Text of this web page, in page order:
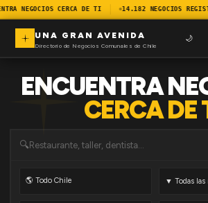
NEGOCIOS CERCA DE TI 14.182 NEGOCIOS
UNA GRAN AVENIDA
Directorio de Negocios Comunales de Chile
🌙
ENCUENTRA
CERCA DE
🔍